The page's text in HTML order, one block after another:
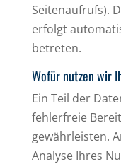
Seitenaufrufs).
erfolgt
betreten.
Wofür nutzen wir
Ein Teil der
fehlerfreie
gewährleisten.
Analyse Ihres